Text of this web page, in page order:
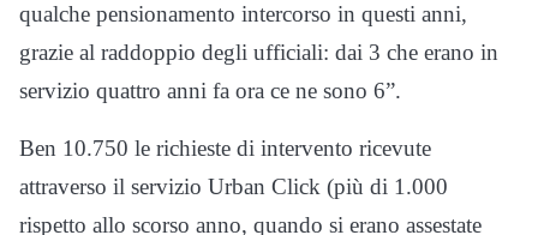
qualche pensionamento intercorso in questi anni,
grazie al raddoppio degli ufficiali: dai 3 che erano in
servizio quattro anni fa ora ce ne sono 6”.
Ben 10.750 le richieste di intervento ricevute
attraverso il servizio Urban Click (più di 1.000
rispetto allo scorso anno, quando si erano assestate